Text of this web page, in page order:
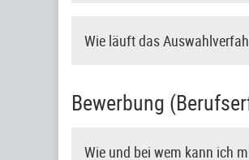
Wie läuft das
Bewerbung
Wie und bei wem kann ich